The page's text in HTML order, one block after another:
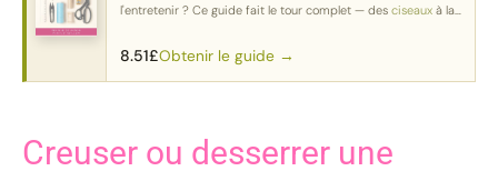
l'entretenir ? Ce guide fait le tour complet — des ciseaux à la
8.51£Obtenir le guide →
Creuser ou desserrer une